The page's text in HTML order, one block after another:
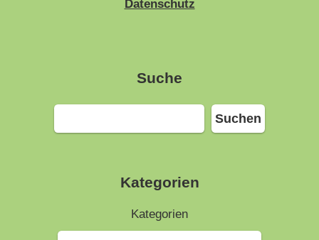
Datenschutz
Suche
Suchen
Suchen
Kategorien
Kategorien